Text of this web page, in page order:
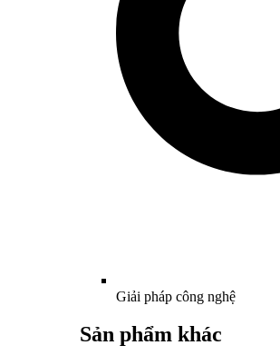
Giải pháp công nghệ
Sản phẩm khác